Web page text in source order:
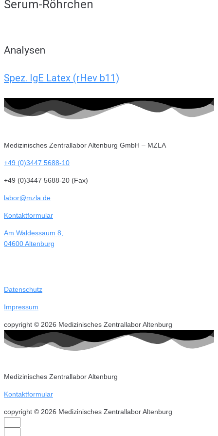
Serum-Röhrchen
Analysen
Spez. IgE Latex (rHev b11)
Medizinisches Zentrallabor Altenburg GmbH – MZLA
+49 (0)3447 5688-10
+49 (0)3447 5688-20 (Fax)
labor@mzla.de
Kontaktformular
Am Waldessaum 8,
04600 Altenburg
Datenschutz
Impressum
copyright © 2026 Medizinisches Zentrallabor Altenburg
Medizinisches Zentrallabor Altenburg
Kontaktformular
copyright © 2026 Medizinisches Zentrallabor Altenburg